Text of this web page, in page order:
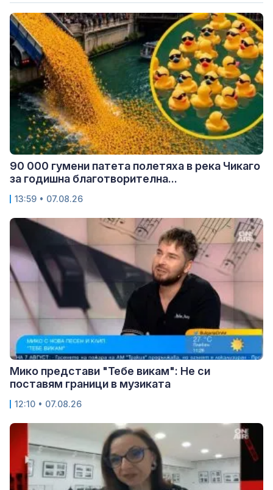
90 000 гумени патета полетяха в река Чикаго
за годишна благотворителна...
13:59 • 07.08.26
Мико представи "Тебе викам": Не си
поставям граници в музиката
12:10 • 07.08.26